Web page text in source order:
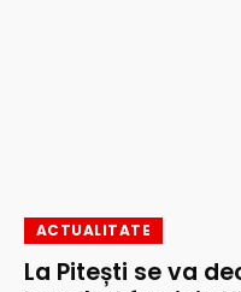
ACTUALITATE
La Pitești se va